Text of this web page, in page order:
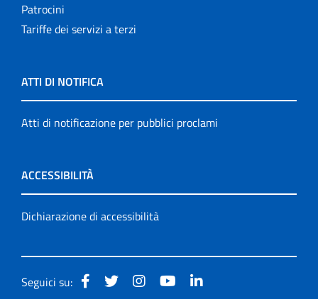
Patrocini
Tariffe dei servizi a terzi
ATTI DI NOTIFICA
Atti di notificazione per pubblici proclami
ACCESSIBILITÀ
Dichiarazione di accessibilità
Seguici su: